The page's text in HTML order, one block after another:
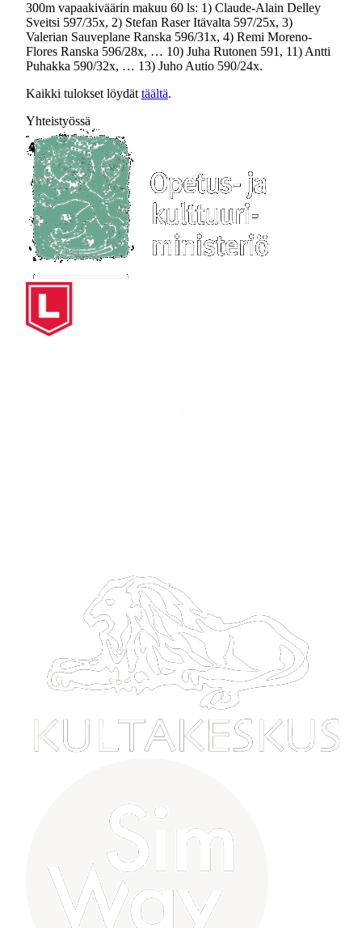
300m vapaakiväärin makuu 60 ls: 1) Claude-Alain Delley
Sveitsi 597/35x, 2) Stefan Raser Itävalta 597/25x, 3)
Valerian Sauveplane Ranska 596/31x, 4) Remi Moreno-
Flores Ranska 596/28x, … 10) Juha Rutonen 591, 11) Antti
Puhakka 590/32x, … 13) Juho Autio 590/24x.
Kaikki tulokset löydät täältä.
Yhteistyössä